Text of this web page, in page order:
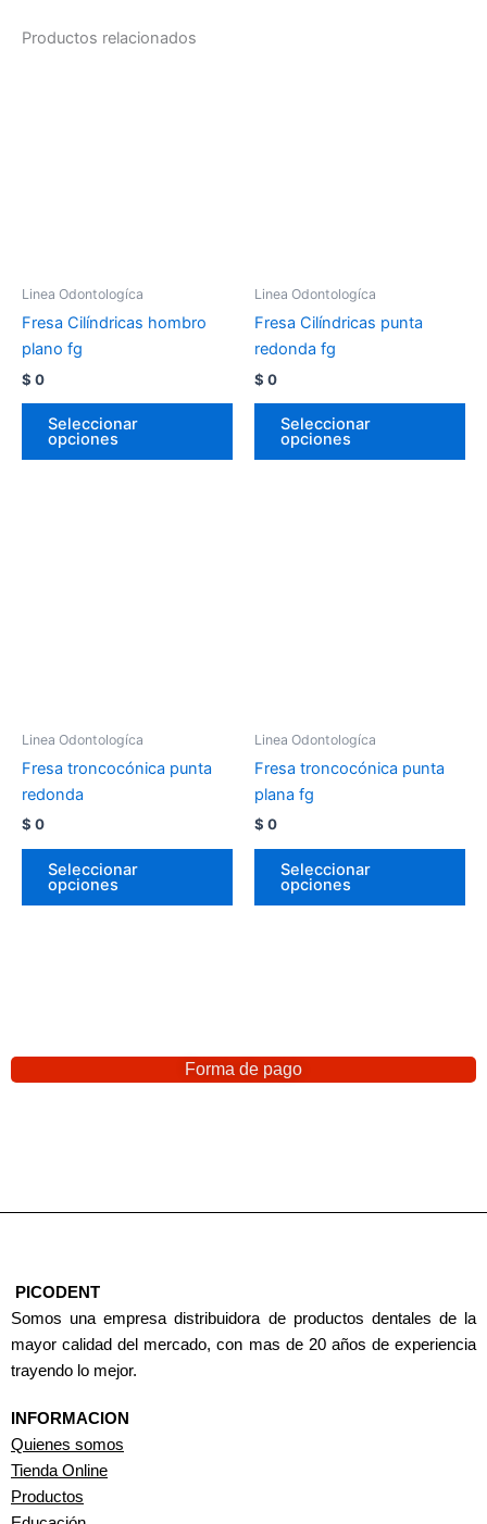
Productos relacionados
Linea Odontologíca
Fresa Cilíndricas hombro
plano fg
$ 0
Seleccionar
opciones
Linea Odontologíca
Fresa Cilíndricas punta
redonda fg
$ 0
Seleccionar
opciones
Linea Odontologíca
Fresa troncocónica punta
redonda
$ 0
Seleccionar
opciones
Linea Odontologíca
Fresa troncocónica punta
plana fg
$ 0
Seleccionar
opciones
Forma de pago
PICODENT
Somos una empresa distribuidora de productos dentales de la
mayor calidad del mercado, con mas de 20 años de experiencia
trayendo lo mejor.
INFORMACION
Quienes somos
Tienda Online
Productos